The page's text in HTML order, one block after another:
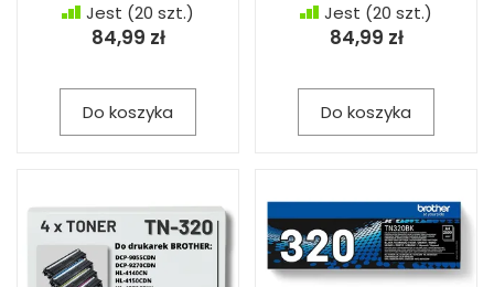
Jest (20 szt.)
84,99 zł
Do koszyka
Jest (20 szt.)
84,99 zł
Do koszyka